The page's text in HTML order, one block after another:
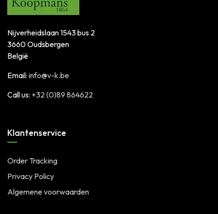
Nijverheidslaan 1543 bus 2
3660 Oudsbergen
België
Email: info@v-k.be
Call us: +32 (0)89 864622
Klantenservice
Order Tracking
Privacy Policy
Algemene voorwaarden